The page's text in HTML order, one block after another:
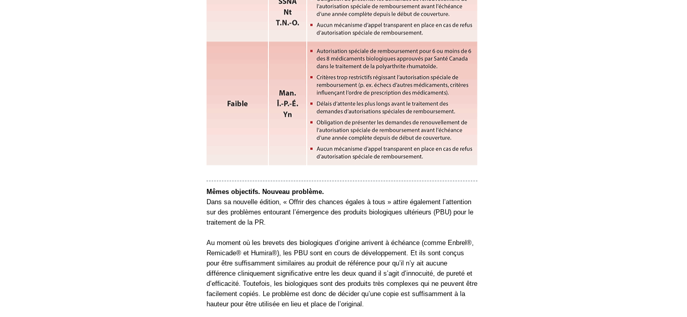
Mêmes objectifs. Nouveau problème.
Dans sa nouvelle édition, « Offrir des chances égales à tous » attire également l’attention
sur des problèmes entourant l’émergence des produits biologiques ultérieurs (PBU) pour le
traitement de la PR.
Au moment où les brevets des biologiques d’origine arrivent à échéance (comme Enbrel®,
Remicade® et Humira®), les PBU sont en cours de développement. Et ils sont conçus
pour être suffisamment similaires au produit de référence pour qu’il n’y ait aucune
différence cliniquement significative entre les deux quand il s’agit d’innocuité, de pureté et
d’efficacité. Toutefois, les biologiques sont des produits très complexes qui ne peuvent être
facilement copiés. Le problème est donc de décider qu’une copie est suffisamment à la
hauteur pour être utilisée en lieu et place de l’original.